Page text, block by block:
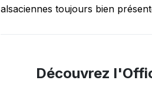
alsaciennes toujours bien
Découvrez